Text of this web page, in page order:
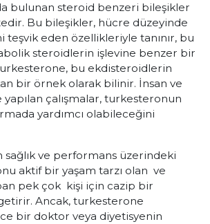
bulunan steroid benzeri bileşikler
Bu bileşikler, hücre düzeyinde
eden özellikleriyle tanınır, bu
steroidlerin işlevine benzer bir
bu ekdisteroidlerin
bir örnek olarak bilinir. İnsan ve
çalışmalar, turkesteronun
yardımcı olabileceğini
ve performans üzerindeki
aktif bir yaşam tarzı olan ve
pek çok kişi için cazip bir
Ancak, turkesterone
bir doktor veya diyetisyenin